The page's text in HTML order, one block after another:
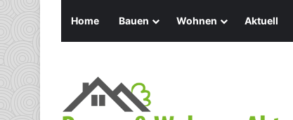
Home Bauen Wohnen Aktuell